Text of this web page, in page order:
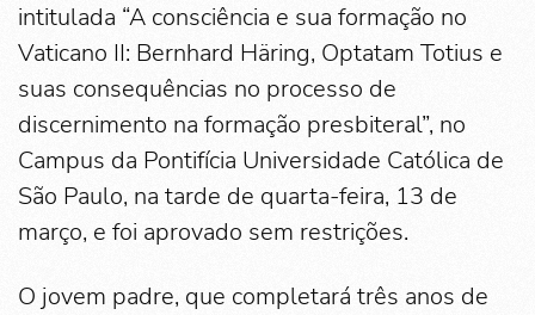
intitulada “A consciência e sua formação no
Vaticano II: Bernhard Häring, Optatam Totius e
suas consequências no processo de
discernimento na formação presbiteral”, no
Campus da Pontifícia Universidade Católica de
São Paulo, na tarde de quarta-feira, 13 de
março, e foi aprovado sem restrições.
O jovem padre, que completará três anos de